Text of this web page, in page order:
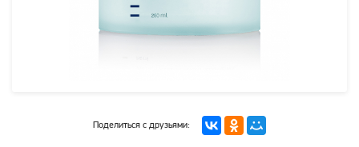
Поделиться с друзьями: